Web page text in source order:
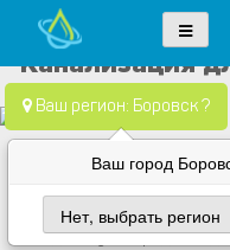
to
content
канализация.
систем водоснабжения,
Москве и Московской области
Ваш регион: Боровск ?
Ваш город
Нет, выбрать регион
Канализация
Благоустройство дома
цивилизации, как вода,
бесперебойная и
владельцу загородного